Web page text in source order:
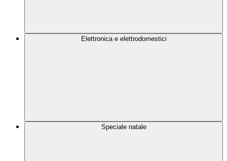
Elettronica e elettrodomestici
Speciale natale